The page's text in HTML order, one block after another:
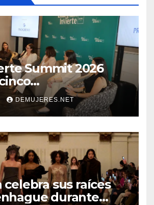
Summit 2026
a las
construir su
financiera
DEMUJERES.NET
celebra sus raíces
durante